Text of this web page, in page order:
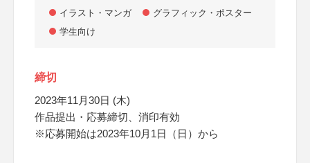
イラスト・マンガ
グラフィック・ポスター
学生向け
締切
2023年11月30日 (木)
作品提出・応募締切、消印有効
※応募開始は2023年10月1日（日）から